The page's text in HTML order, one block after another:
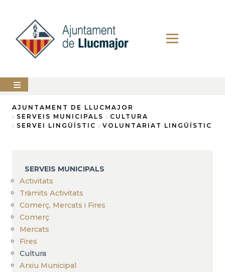
AJUNTAMENT
LLUCMAJOR
PERFIL
DEL
CONTRACTANT
Breadcrumb
AJUNTAMENT DE LLUCMAJOR
SERVEIS MUNICIPALS
CULTURA
SERVEI LINGÜÍSTIC
VOLUNTARIAT LINGÜÍSTIC
SERVEIS MUNICIPALS
Activitats
Tràmits Activitats
Comerç, Mercats i Fires
Comerç
Mercats
Fires
Cultura
Arxiu Municipal